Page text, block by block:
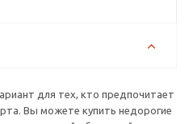
для тех, кто предпочитает
Вы можете купить недорогие